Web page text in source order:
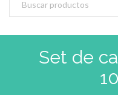
Set de